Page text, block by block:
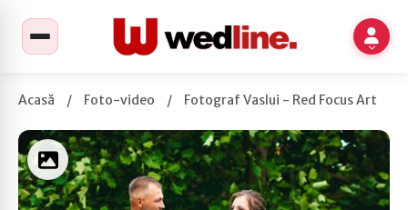
Acasă / Foto-video / Fotograf Vaslui - Red Focus Art